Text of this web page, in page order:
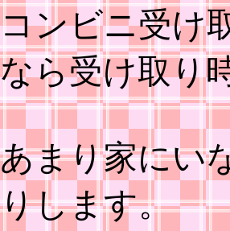
コンビニ受け
なら受け取り
あまり家にい
りします。